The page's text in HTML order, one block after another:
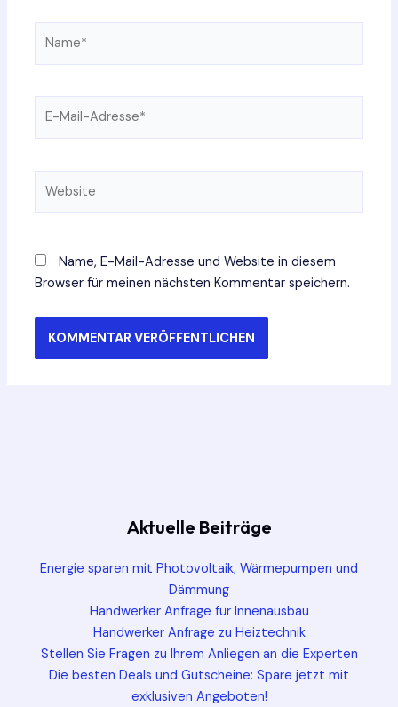
Name, E-Mail-Adresse und Website in diesem
Browser für meinen nächsten Kommentar speichern.
Aktuelle Beiträge
Energie sparen mit Photovoltaik, Wärmepumpen und
Dämmung
Handwerker Anfrage für Innenausbau
Handwerker Anfrage zu Heiztechnik
Stellen Sie Fragen zu Ihrem Anliegen an die Experten
Die besten Deals und Gutscheine: Spare jetzt mit
exklusiven Angeboten!